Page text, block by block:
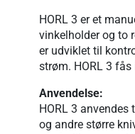
HORL 3 er et
vinkelholder og to
er udviklet til
strøm. HORL 3
Anvendelse:
HORL 3
og andre større